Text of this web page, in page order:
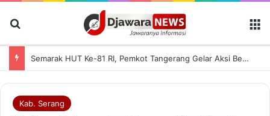
Semarak HUT Ke-81 RI, Pemkot Tangerang Gelar Aksi Bersih Kota dan Bagikan Bendera Merah Putih
Kab. Serang